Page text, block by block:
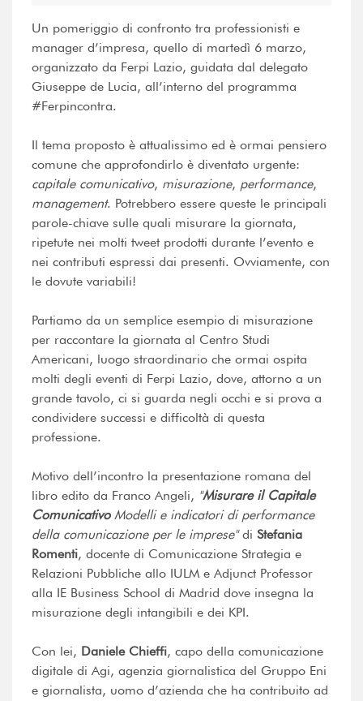
Un pomeriggio di confronto tra professionisti e
manager d’impresa, quello di martedì 6 marzo,
organizzato da Ferpi Lazio, guidata dal delegato
Giuseppe de Lucia, all’interno del programma
#Ferpincontra.
Il tema proposto è attualissimo ed è ormai pensiero
comune che approfondirlo è diventato urgente:
capitale comunicativo, misurazione, performance,
management. Potrebbero essere queste le principali
parole-chiave sulle quali misurare la giornata,
ripetute nei molti tweet prodotti durante l’evento e
nei contributi espressi dai presenti. Ovviamente, con
le dovute variabili!
Partiamo da un semplice esempio di misurazione
per raccontare la giornata al Centro Studi
Americani, luogo straordinario che ormai ospita
molti degli eventi di Ferpi Lazio, dove, attorno a un
grande tavolo, ci si guarda negli occhi e si prova a
condividere successi e difficoltà di questa
professione.
Motivo dell’incontro la presentazione romana del
libro edito da Franco Angeli, "Misurare il Capitale
Comunicativo Modelli e indicatori di performance
della comunicazione per le imprese"di Stefania
Romenti, docente di Comunicazione Strategia e
Relazioni Pubbliche allo IULM e Adjunct Professor
alla IE Business School di Madrid dove insegna la
misurazione degli intangibili e dei KPI.
Con lei, Daniele Chieffi, capo della comunicazione
digitale di Agi, agenzia giornalistica del Gruppo Eni
e giornalista, uomo d’azienda che ha contribuito ad